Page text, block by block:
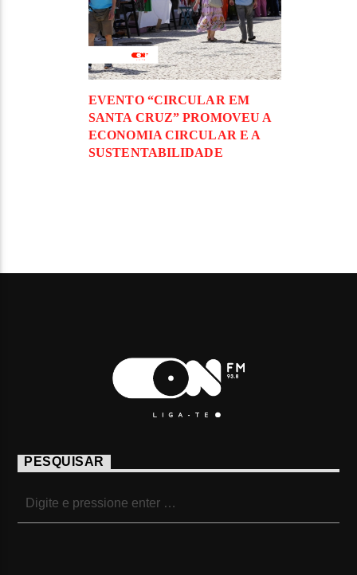
EVENTO “CIRCULAR EM
SANTA CRUZ” PROMOVEU A
ECONOMIA CIRCULAR E A
SUSTENTABILIDADE
PESQUISAR